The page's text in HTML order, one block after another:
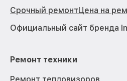
Срочный ремонтЦена на
Официальный сайт бренда
Ремонт техники